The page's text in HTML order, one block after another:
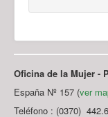
Oficina de la Mujer -
España Nº 157 (ver
Teléfono : (0370)